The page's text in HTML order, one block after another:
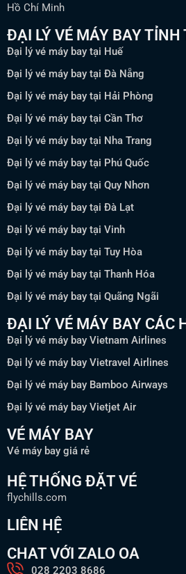
Hồ Chí Minh
ĐẠI LÝ VÉ MÁY BAY TỈNH
Đại lý vé máy bay tại Huế
Đại lý vé máy bay tại Đà Nẵng
Đại lý vé máy bay tại Hải Phòng
Đại lý vé máy bay tại Cần Thơ
Đại lý vé máy bay tại Nha Trang
Đại lý vé máy bay tại Phú Quốc
Đại lý vé máy bay tại Quy Nhơn
Đại lý vé máy bay tại Đà Lạt
Đại lý vé máy bay tại Vinh
Đại lý vé máy bay tại Tuy Hòa
Đại lý vé máy bay tại Thanh Hóa
Đại lý vé máy bay tại Quãng Ngãi
ĐẠI LÝ VÉ MÁY BAY CÁC
Đại lý vé máy bay Vietnam Airlines
Đại lý vé máy bay Vietravel Airlines
Đại lý vé máy bay Bamboo Airways
Đại lý vé máy bay Vietjet Air
VÉ MÁY BAY
Vé máy bay giá rẻ
HỆ THỐNG ĐẶT VÉ
flychills.com
LIÊN HỆ
CHAT VỚI ZALO OA
028 2203 8686